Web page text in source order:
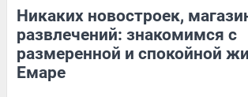
Никаких новостроек,
развлечений: знакомимся с
размеренной и спокойной
Емаре